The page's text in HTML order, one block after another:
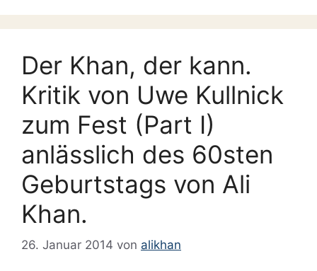
Der Khan, der kann.
Kritik von Uwe Kullnick
zum Fest (Part I)
anlässlich des 60sten
Geburtstags von Ali
Khan.
26. Januar 2014 von alikhan